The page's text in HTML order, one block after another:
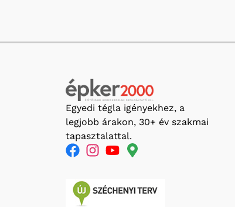
Egyedi tégla igényekhez, a
legjobb árakon, 30+ év szakmai
tapasztalattal.